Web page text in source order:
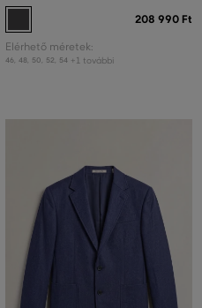
208 990 Ft
Elérhető méretek:
46 48 50 52 54 +1 további